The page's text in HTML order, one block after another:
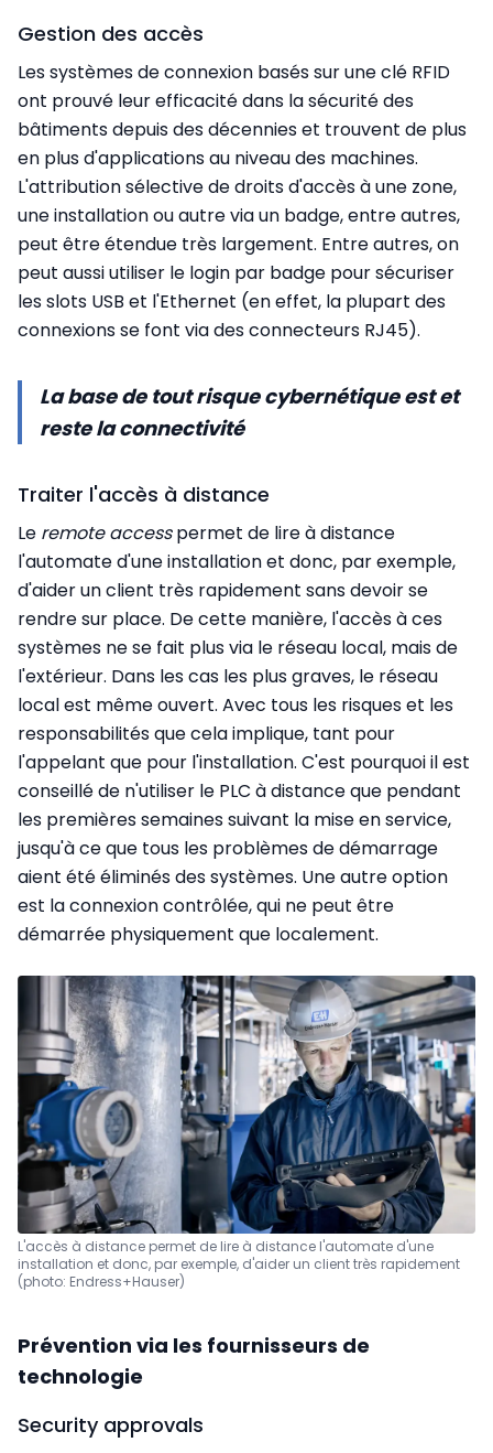
Gestion des accès
Les systèmes de connexion basés sur une clé RFID
ont prouvé leur efficacité dans la sécurité des
bâtiments depuis des décennies et trouvent de plus
en plus d'applications au niveau des machines.
L'attribution sélective de droits d'accès à une zone,
une installation ou autre via un badge, entre autres,
peut être étendue très largement. Entre autres, on
peut aussi utiliser le login par badge pour sécuriser
les slots USB et l'Ethernet (en effet, la plupart des
connexions se font via des connecteurs RJ45).
La base de tout risque cybernétique est et
reste la connectivité
Traiter l'accès à distance
Le remote accesspermet de lire à distance
l'automate d'une installation et donc, par exemple,
d'aider un client très rapidement sans devoir se
rendre sur place. De cette manière, l'accès à ces
systèmes ne se fait plus via le réseau local, mais de
l'extérieur. Dans les cas les plus graves, le réseau
local est même ouvert. Avec tous les risques et les
responsabilités que cela implique, tant pour
l'appelant que pour l'installation. C'est pourquoi il est
conseillé de n'utiliser le PLC à distance que pendant
les premières semaines suivant la mise en service,
jusqu'à ce que tous les problèmes de démarrage
aient été éliminés des systèmes. Une autre option
est la connexion contrôlée, qui ne peut être
démarrée physiquement que localement.
L'accès à distance permet de lire à distance l'automate d'une
installation et donc, par exemple, d'aider un client très rapidement
(photo: Endress+Hauser)
Prévention via les fournisseurs de
technologie
Security approvals